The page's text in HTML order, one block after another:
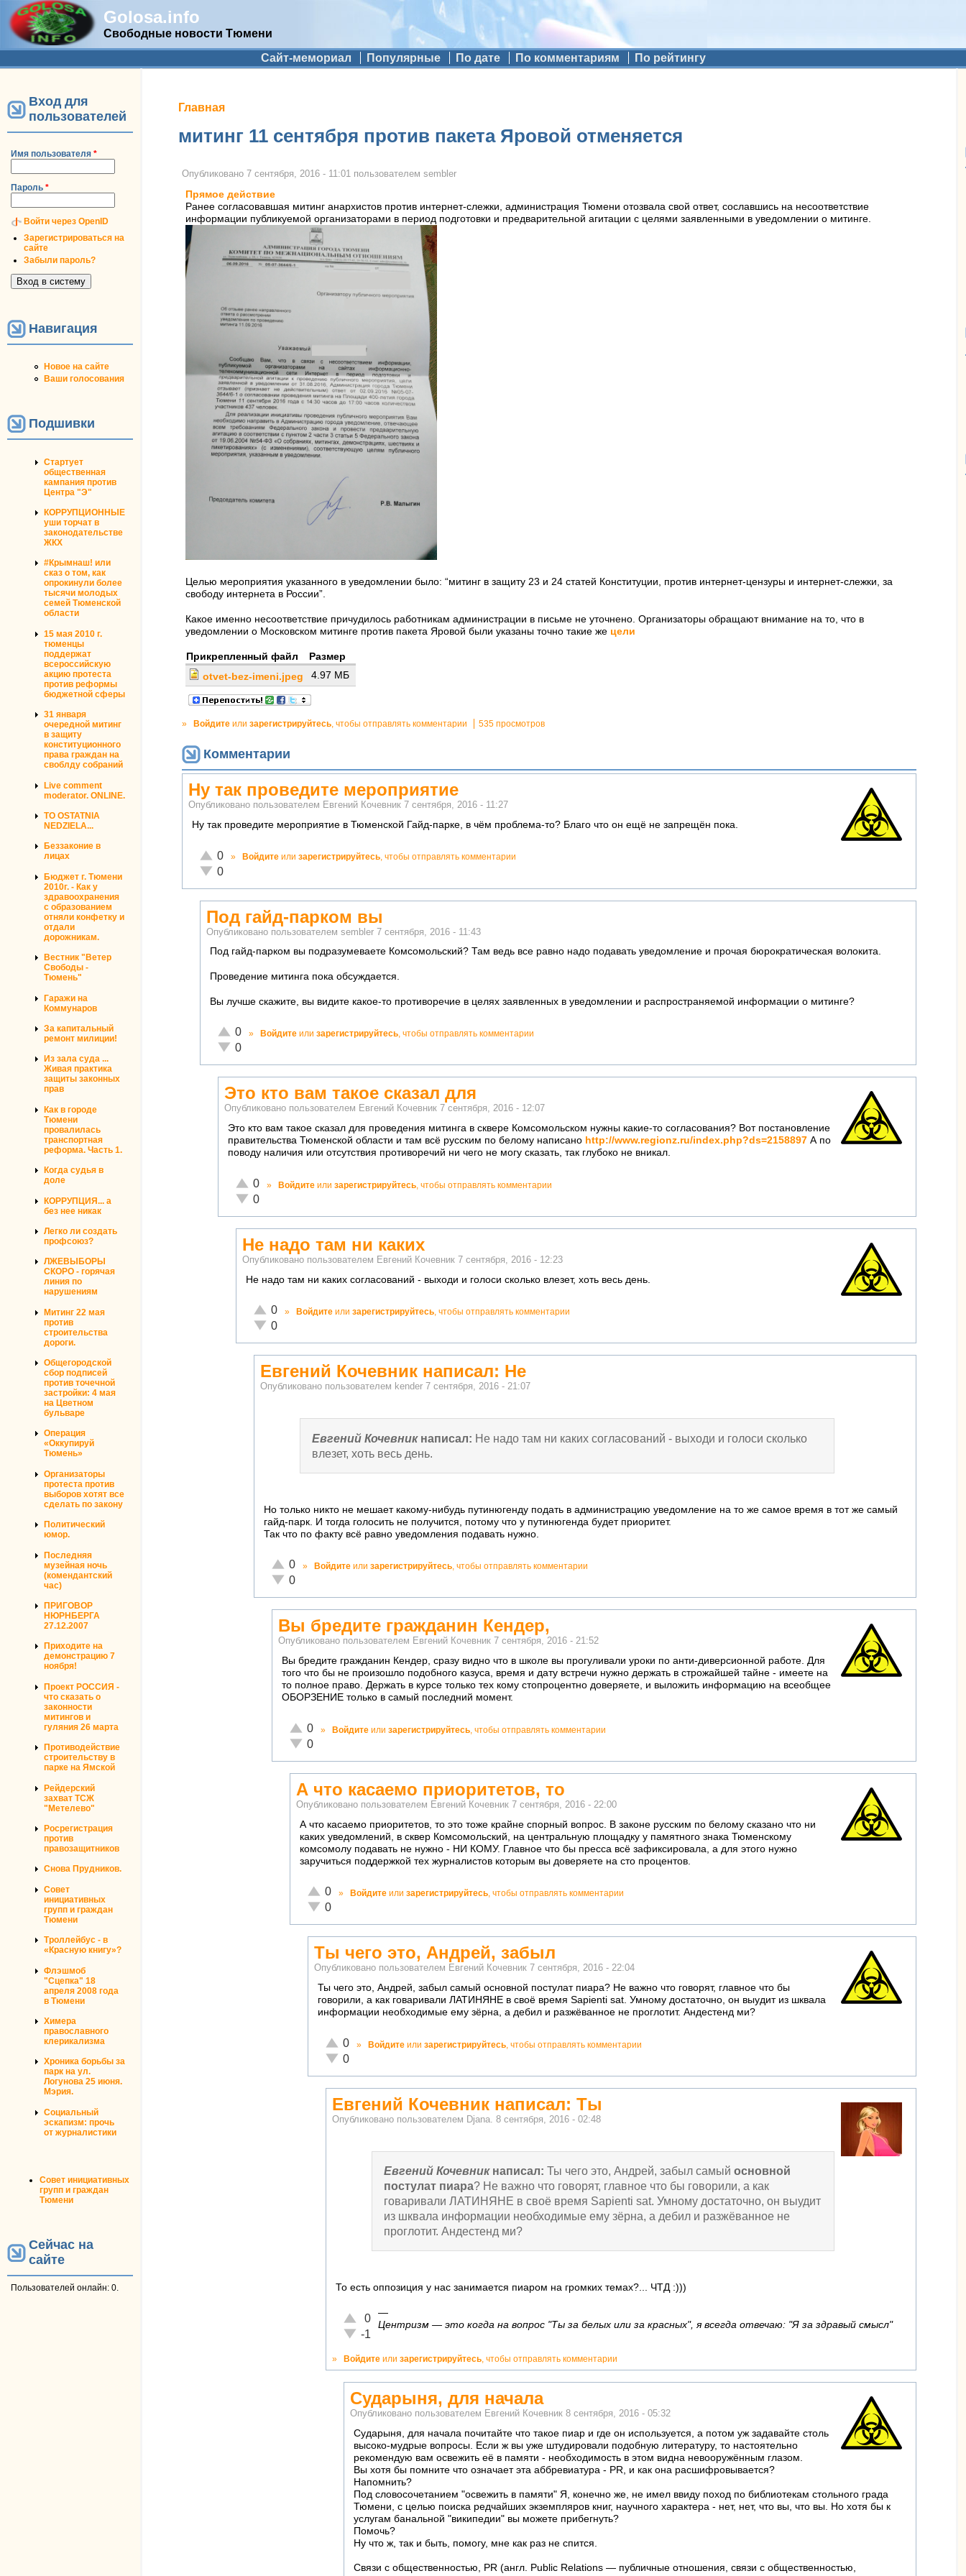
Golosa.info
Свободные новости Тюмени
Дополнительное меню Сайт-мемориал Популярные По дате По комментариям По рейтингу
Вход для
пользователей
Имя пользователя *
Пароль *
Войти через OpenID
Зарегистрироваться на
сайте
Забыли пароль?
Навигация
Новое на сайте
Ваши голосования
Подшивки
Стартует
общественная
кампания против
Центра "Э"
КОРРУПЦИОННЫЕ
уши торчат в
законодательстве
ЖКХ
#Крымнаш! или
сказ о том, как
опрокинули более
тысячи молодых
семей Тюменской
области
15 мая 2010 г.
тюменцы
поддержат
всероссийскую
акцию протеста
против реформы
бюджетной сферы
31 января
очередной митинг
в защиту
конституционного
права граждан на
своблду собраний
Live comment
moderator. ONLINE.
TO OSTATNIA
NEDZIELA...
Беззаконие в
лицах
Бюджет г. Тюмени
2010г. - Как у
здравоохранения
с образованием
отняли конфетку и
отдали
дорожникам.
Вестник "Ветер
Свободы -
Тюмень"
Гаражи на
Коммунаров
За капитальный
ремонт милиции!
Из зала суда ...
Живая практика
защиты законных
прав
Как в городе
Тюмени
провалилась
транспортная
реформа. Часть 1.
Когда судья в
доле
КОРРУПЦИЯ... а
без нее никак
Легко ли создать
профсоюз?
ЛЖЕВЫБОРЫ
СКОРО - горячая
линия по
нарушениям
Митинг 22 мая
против
строительства
дороги.
Общегородской
сбор подписей
против точечной
застройки: 4 мая
на Цветном
бульваре
Операция
«Оккупируй
Тюмень»
Организаторы
протеста против
выборов хотят все
сделать по закону
Политический
юмор.
Последняя
музейная ночь
(комендантский
час)
ПРИГОВОР
НЮРНБЕРГА
27.12.2007
Приходите на
демонстрацию 7
ноября!
Проект РОССИЯ -
что сказать о
законности
митингов и
гуляния 26 марта
Противодействие
строительству в
парке на Ямской
Рейдерский
захват ТСЖ
"Метелево"
Росрегистрация
против
правозащитников
Снова Прудников.
Совет
инициативных
групп и граждан
Тюмени
Троллейбус - в
«Красную книгу»?
Флэшмоб
"Сцепка" 18
апреля 2008 года
в Тюмени
Химера
православного
клерикализма
Хроника борьбы за
парк на ул.
Логунова 25 июня.
Мэрия.
Социальный
эскапизм: прочь
от журналистики
Совет инициативных
групп и граждан
Тюмени
Сейчас на
сайте
Пользователей онлайн: 0.
Вы здесь
Главная
митинг 11 сентября против пакета Яровой отменяется
Опубликовано 7 сентября, 2016 - 11:01 пользователем sembler
Прямое действие
Ранее согласовавшая митинг анархистов против интернет-слежки, администрация Тюмени отозвала свой ответ, сославшись на несоответствие
информации публикуемой организаторами в период подготовки и предварительной агитации с целями заявленными в уведомлении о митинге.
Целью мероприятия указанного в уведомлении было: “митинг в защиту 23 и 24 статей Конституции, против интернет-цензуры и интернет-слежки, за
свободу интернета в России”.
Какое именно несоответствие причудилось работникам администрации в письме не уточнено. Организаторы обращают внимание на то, что в
уведомлении о Московском митинге против пакета Яровой были указаны точно такие же цели
Прикрепленный файл
Размер
otvet-bez-imeni.jpeg
4.97 МБ
» Войдите или зарегистрируйтесь , чтобы отправлять комментарии 535 просмотров
Комментарии
Ну так проведите мероприятие
Опубликовано пользователем Евгений Кочевник 7 сентября, 2016 - 11:27
Ну так проведите мероприятие в Тюменской Гайд-парке, в чём проблема-то? Благо что он ещё не запрещён пока.
Отлично!
0
Неадекватно!
0
» Войдите или зарегистрируйтесь, чтобы отправлять комментарии
Под гайд-парком вы
Опубликовано пользователем sembler 7 сентября, 2016 - 11:43
Под гайд-парком вы подразумеваете Комсомольский? Там ведь все равно надо подавать уведомление и прочая бюрократическая волокита.
Проведение митинга пока обсуждается.
Вы лучше скажите, вы видите какое-то противоречие в целях заявленных в уведомлении и распространяемой информации о митинге?
Отлично!
0
Неадекватно!
0
» Войдите или зарегистрируйтесь, чтобы отправлять комментарии
Это кто вам такое сказал для
Опубликовано пользователем Евгений Кочевник 7 сентября, 2016 - 12:07
Это кто вам такое сказал для проведения митинга в сквере Комсомольском нужны какие-то согласования? Вот постановление
правительства Тюменской области и там всё русским по белому написано http://www.regionz.ru/index.php?ds=2158897 А по
поводу наличия или отсутствия противоречий ни чего не могу сказать, так глубоко не вникал.
Отлично!
0
Неадекватно!
0
» Войдите или зарегистрируйтесь , чтобы отправлять комментарии
Не надо там ни каких
Опубликовано пользователем Евгений Кочевник 7 сентября, 2016 - 12:23
Не надо там ни каких согласований - выходи и голоси сколько влезет, хоть весь день.
Отлично!
0
Неадекватно!
0
» Войдите или зарегистрируйтесь, чтобы отправлять комментарии
Евгений Кочевник написал: Не
Опубликовано пользователем kender 7 сентября, 2016 - 21:07
Евгений Кочевникнаписал: Не надо там ни каких согласований - выходи и голоси сколько
влезет, хоть весь день.
Но только никто не мешает какому-нибудь путинюгенду подать в администрацию уведомление на то же самое время в тот же самый
гайд-парк. И тогда голосить не получится, потому что у путинюгенда будет приоритет.
Так что по факту всё равно уведомления подавать нужно.
Отлично!
0
Неадекватно!
0
» Войдите или зарегистрируйтесь, чтобы отправлять комментарии
Вы бредите гражданин Кендер,
Опубликовано пользователем Евгений Кочевник 7 сентября, 2016 - 21:52
Вы бредите гражданин Кендер, сразу видно что в школе вы прогуливали уроки по анти-диверсионной работе. Для
того что бы не произошло подобного казуса, время и дату встречи нужно держать в строжайшей тайне - имеете на
то полное право. Держать в курсе только тех кому стопроцентно доверяете, и выложить информацию на всеобщее
ОБОРЗЕНИЕ только в самый последний момент.
Отлично!
0
Неадекватно!
0
» Войдите или зарегистрируйтесь , чтобы отправлять комментарии
А что касаемо приоритетов, то
Опубликовано пользователем Евгений Кочевник 7 сентября, 2016 - 22:00
А что касаемо приоритетов, то это тоже крайне спорный вопрос. В законе русским по белому сказано что ни
каких уведомлений, в сквер Комсомольский, на центральную площадку у памятного знака Тюменскому
комсомолу подавать не нужно - НИ КОМУ. Главное что бы пресса всё зафиксировала, а для этого нужно
заручиться поддержкой тех журналистов которым вы доверяете на сто процентов.
Отлично!
0
Неадекватно!
0
» Войдите или зарегистрируйтесь, чтобы отправлять комментарии
Ты чего это, Андрей, забыл
Опубликовано пользователем Евгений Кочевник 7 сентября, 2016 - 22:04
Ты чего это, Андрей, забыл самый основной постулат пиара? Не важно что говорят, главное что бы
говорили, а как говаривали ЛАТИНЯНЕ в своё время Sapienti sat. Умному достаточно, он выудит из шквала
информации необходимые ему зёрна, а дебил и разжёванное не проглотит. Андестенд ми?
Отлично!
0
Неадекватно!
0
» Войдите или зарегистрируйтесь , чтобы отправлять комментарии
Евгений Кочевник написал: Ты
Опубликовано пользователем Djana. 8 сентября, 2016 - 02:48
Евгений Кочевникнаписал:Ты чего это, Андрей, забыл самыйосновной
постулат пиара? Не важно что говорят, главное что бы говорили, а как
говаривали ЛАТИНЯНЕ в своё время Sapienti sat. Умному достаточно, он выудит
из шквала информации необходимые ему зёрна, а дебил и разжёванное не
проглотит. Андестенд ми?
То есть оппозиция у нас занимается пиаром на громких темах?... ЧТД :)))
Отлично!
0
Неадекватно!
-1
—
Центризм — это когда на вопрос "Ты за белых или за красных", я всегда отвечаю: "Я за здравый смысл"
» Войдите или зарегистрируйтесь , чтобы отправлять комментарии
Сударыня, для начала
Опубликовано пользователем Евгений Кочевник 8 сентября, 2016 - 05:32
Сударыня, для начала почитайте что такое пиар и где он используется, а потом уж задавайте столь
высоко-мудрые вопросы. Если ж вы уже штудировали подобную литературу, то настоятельно
рекомендую вам освежить её в памяти - необходимость в этом видна невооружённым глазом.
Вы хотя бы помните что означает эта аббревиатура - PR, и как она расшифровывается?
Напомнить?
Под словосочетанием "освежить в памяти" Я, конечно же, не имел ввиду поход по библиотекам стольного града
Тюмени, с целью поиска редчайших экземпляров книг, научного характера - нет, нет, что вы, что вы. Но хотя бы к
услугам банальной "википедии" вы можете прибегнуть?
Помочь?
Ну что ж, так и быть, помогу, мне как раз не спится.
Связи с общественностью, PR (англ. Public Relations — публичные отношения, связи с общественностью,